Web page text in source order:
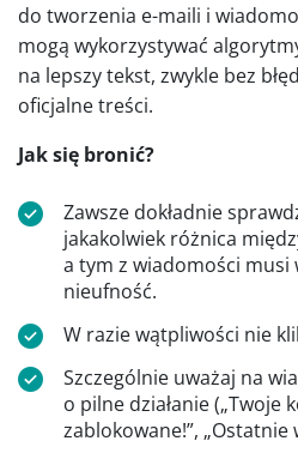
do tworzenia e-maili i
mogą wykorzystywać
na lepszy tekst, zwykle bez
oficjalne treści.
Jak się bronić?
Zawsze dokładnie
jakakolwiek różnica
a tym z wiadomości musi
nieufność.
W razie wątpliwości nie
Szczególnie uważaj na
o pilne działanie („Twoje
zablokowane!”, „Ostatnie